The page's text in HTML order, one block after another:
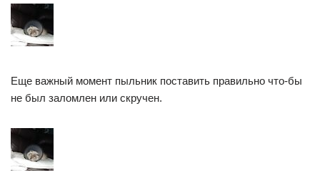
Еще важный момент пыльник поставить правильно что-бы
не был заломлен или скручен.